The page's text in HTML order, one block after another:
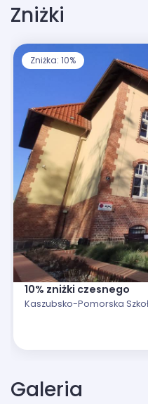
Zniżki
Zniżka: 10%
10% zniżki czesnego
Kaszubsko-Pomorska
Galeria